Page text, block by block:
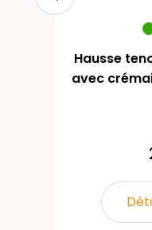
Hausse
avec